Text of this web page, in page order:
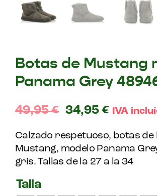
Botas de Mustang
Panama Grey
49,95€ 34,95 € IVA
Calzado respetuoso, botas de
Mustang, modelo Panama
gris. Tallas de la 27 a la 34
Talla